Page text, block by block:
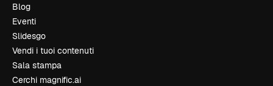
Blog
Eventi
Slidesgo
Vendi i tuoi contenuti
Sala stampa
Cerchi magnific.ai